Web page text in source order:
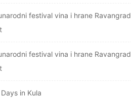
festival vina i hrane Ravangrad
festival vina i hrane Ravangrad
in Kula